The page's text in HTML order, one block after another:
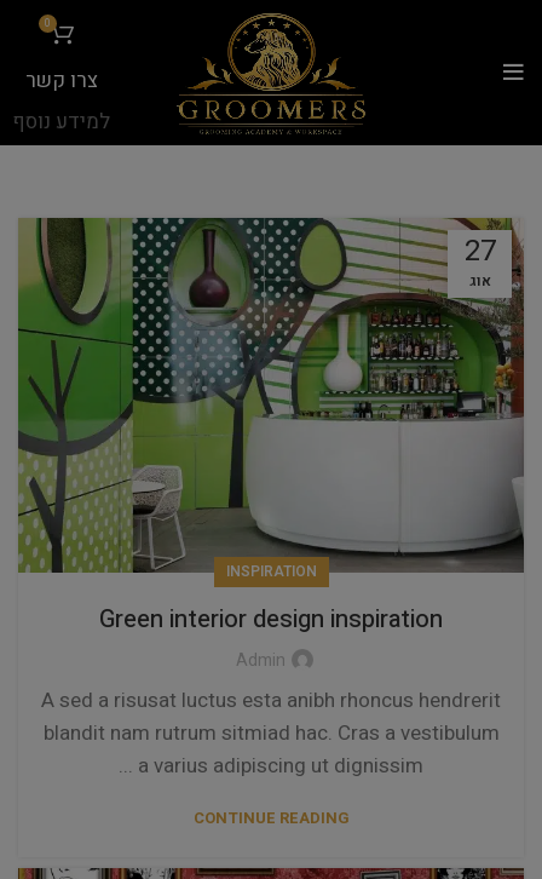
0
צרו קשר
למידע נוסף
27
אוג
INSPIRATION
Green interior design inspiration
Admin
A sed a risusat luctus esta anibh rhoncus hendrerit
blandit nam rutrum sitmiad hac. Cras a vestibulum
a varius adipiscing ut dignissim ...
CONTINUE READING